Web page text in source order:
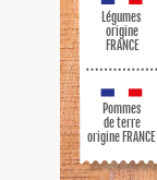
Légumes
origine
FRANCE
Pommes
de terre
origine FRANCE